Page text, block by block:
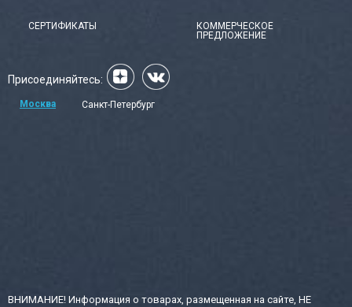
СЕРТИФИКАТЫ
КОММЕРЧЕСКОЕ
ПРЕДЛОЖЕНИЕ
Присоединяйтесь:
Москва Санкт-Петербург
ВНИМАНИЕ! Информация о товарах, размещенная на сайте, НЕ